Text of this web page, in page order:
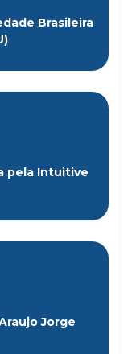
Brasileira
pela Intuitive
Jorge